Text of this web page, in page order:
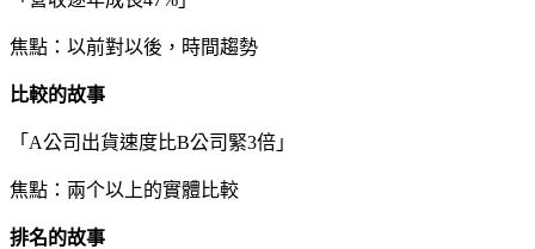
焦點：以前對以後，時間趨勢
比較的故事
「A公司出貨速度比B公司緊3倍」
焦點：兩个以上的實體比較
排名的故事